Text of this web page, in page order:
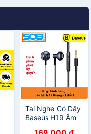
Tai Nghe Có Dây
Baseus H19 Âm